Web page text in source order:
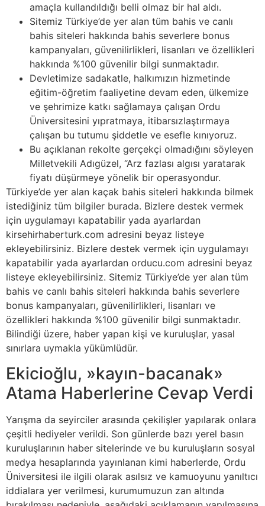
amaçla kullandıldığı belli olmaz bir hal aldı.
Sitemiz Türkiye’de yer alan tüm bahis ve canlı
bahis siteleri hakkında bahis severlere bonus
kampanyaları, güvenilirlikleri, lisanları ve özellikleri
hakkında %100 güvenilir bilgi sunmaktadır.
Devletimize sadakatle, halkımızın hizmetinde
eğitim-öğretim faaliyetine devam eden, ülkemize
ve şehrimize katkı sağlamaya çalışan Ordu
Üniversitesini yıpratmaya, itibarsızlaştırmaya
çalışan bu tutumu şiddetle ve esefle kınıyoruz.
Bu açıklanan rekolte gerçekçi olmadığını söyleyen
Milletvekili Adıgüzel, “Arz fazlası algısı yaratarak
fiyatı düşürmeye yönelik bir operasyondur.
Türkiye’de yer alan kaçak bahis siteleri hakkında bilmek
istediğiniz tüm bilgiler burada. Bizlere destek vermek
için uygulamayı kapatabilir yada ayarlardan
kirsehirhaberturk.com adresini beyaz listeye
ekleyebilirsiniz. Bizlere destek vermek için uygulamayı
kapatabilir yada ayarlardan orducu.com adresini beyaz
listeye ekleyebilirsiniz. Sitemiz Türkiye’de yer alan tüm
bahis ve canlı bahis siteleri hakkında bahis severlere
bonus kampanyaları, güvenilirlikleri, lisanları ve
özellikleri hakkında %100 güvenilir bilgi sunmaktadır.
Bilindiği üzere, haber yapan kişi ve kuruluşlar, yasal
sınırlara uymakla yükümlüdür.
Ekicioğlu, »kayın-bacanak»
Atama Haberlerine Cevap Verdi
Yarışma da seyirciler arasında çekilişler yapılarak onlara
çeşitli hediyeler verildi. Son günlerde bazı yerel basın
kuruluşlarının haber sitelerinde ve bu kuruluşların sosyal
medya hesaplarında yayınlanan kimi haberlerde, Ordu
Üniversitesi ile ilgili olarak asılsız ve kamuoyunu yanıltıcı
iddialara yer verilmesi, kurumumuzun zan altında